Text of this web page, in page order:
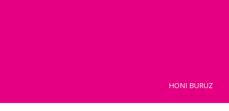
HONI BURUZ